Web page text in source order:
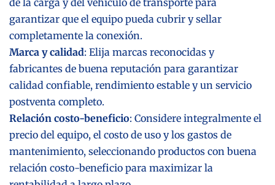
garantizar que el equipo pueda cubrir y sellar
completamente la conexión.
Marca y calidad: Elija marcas reconocidas y
fabricantes de buena reputación para garantizar
calidad confiable, rendimiento estable y un servicio
postventa completo.
Relación costo-beneficio: Considere integralmente el
precio del equipo, el costo de uso y los gastos de
mantenimiento, seleccionando productos con buena
relación costo-beneficio para maximizar la